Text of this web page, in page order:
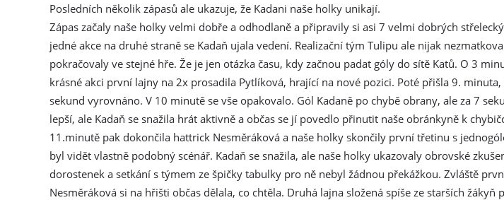
Posledních několik zápasů ale ukazuje, že Kadani naše holky unikají.
Zápas začaly naše holky velmi dobře a odhodlaně a připravily si asi 7 velmi dobrých
jedné akce na druhé straně se Kadaň ujala vedení. Realizační tým Tulipu ale nijak
pokračovaly ve stejné hře. Že je jen otázka času, kdy začnou padat góly do sítě Katů. O 3
krásné akci první lajny na 2x prosadila Pytlíková, hrající na nové pozici. Poté přišla 9. minuta,
sekund vyrovnáno. V 10 minutě se vše opakovalo. Gól Kadaně po chybě obrany, ale za 7
lepší, ale Kadaň se snažila hrát aktivně a občas se jí povedlo přinutit naše obránkyně k
11.minutě pak dokončila hattrick Nesměráková a naše holky skončily první třetinu s
byl vidět vlastně podobný scénář. Kadaň se snažila, ale naše holky ukazovaly obrovské
dorostenek a setkání s týmem ze špičky tabulky pro ně nebyl žádnou překážkou. Zvláště
Nesměráková si na hřišti občas dělala, co chtěla. Druhá lajna složená spíše ze starších žákyň